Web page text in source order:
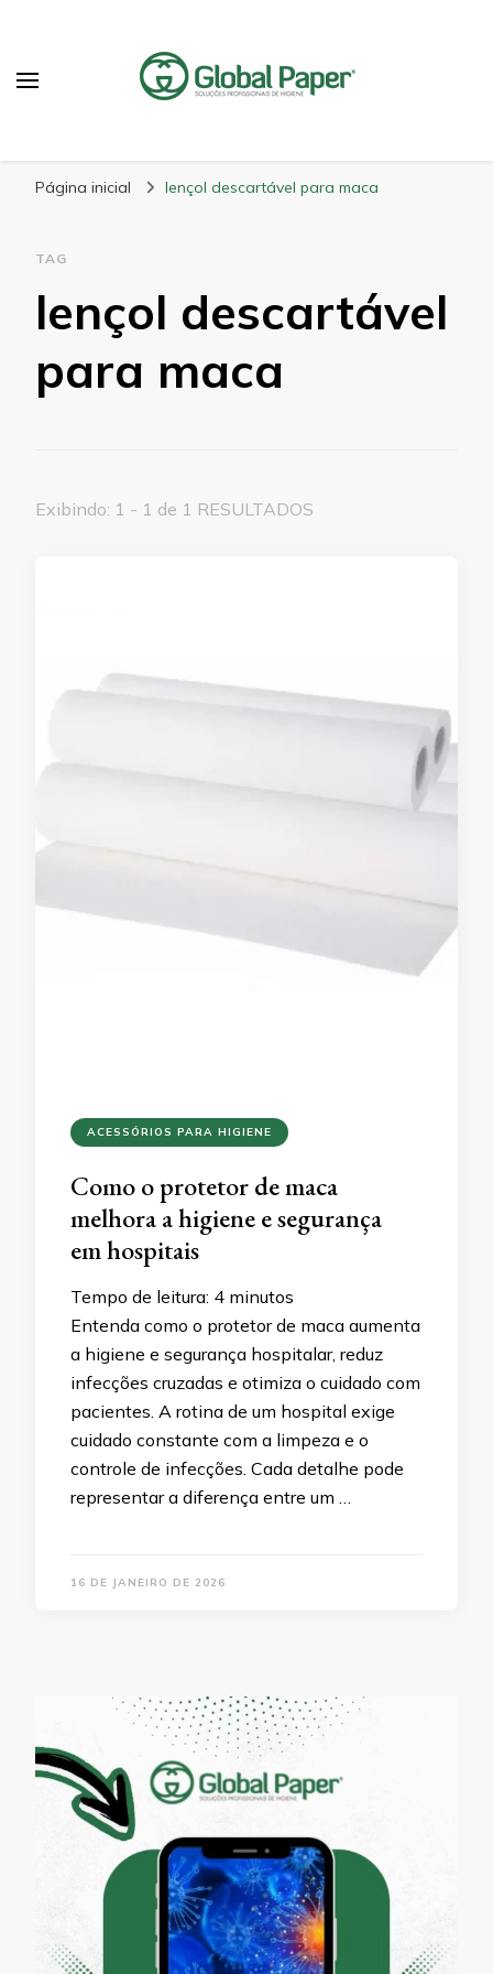
Página inicial lençol descartável para maca
TAG
lençol descartável
para maca
Exibindo: 1 - 1 de 1 RESULTADOS
ACESSÓRIOS PARA HIGIENE
Como o protetor de maca
melhora a higiene e segurança
em hospitais
Tempo de leitura: 4 minutos
Entenda como o protetor de maca aumenta
a higiene e segurança hospitalar, reduz
infecções cruzadas e otimiza o cuidado com
pacientes. A rotina de um hospital exige
cuidado constante com a limpeza e o
controle de infecções. Cada detalhe pode
representar a diferença entre um …
16 DE JANEIRO DE 2026